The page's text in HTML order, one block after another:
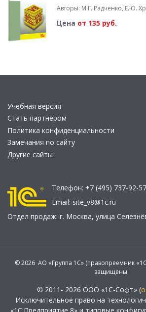
Авторы: М.Г. Радченко, Е.Ю.
Цена от 135 руб.
Учебная версия
Стать партнером
Политика конфиденциальности
Замечания по сайту
Другие сайты
Телефон: +7 (495) 737-92-57
Email: site_v8@1c.ru
Отдел продаж: г. Москва, улица
© 2026 АО «Группа 1С» (правопреемник
защищены
© 2011- 2026 ООО «1С-Софт» (
Исключительное право на